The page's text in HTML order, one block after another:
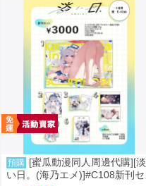
預購 [蜜瓜動漫同人周邊代購][淡
い日。(海乃エメ)]#C108新刊セ